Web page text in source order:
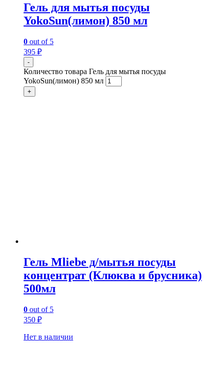
Гель для мытья посуды
YokoSun(лимон) 850 мл
0 out of 5
395 ₽
-
Количество товара Гель для мытья посуды
YokoSun(лимон) 850 мл
+
Гель Mliebe д/мытья посуды
концентрат (Клюква и брусника)
500мл
0 out of 5
350 ₽
Нет в наличии